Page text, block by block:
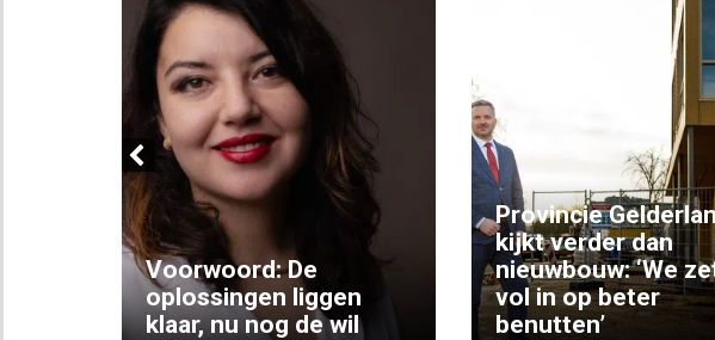
Previous
Voorwoord: De
oplossingen liggen
klaar, nu nog de wil
Provincie
kijkt verder dan
nieuwbouw: ‘We
vol in op beter
benutten’